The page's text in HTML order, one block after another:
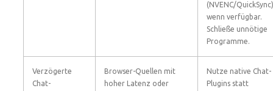
(NVENC/QuickSync)
wenn verfügbar.
Schließe unnötige
Programme.
Verzögerte
Chat-
Browser-Quellen mit
hoher Latenz oder
Nutze native Chat-
Plugins statt